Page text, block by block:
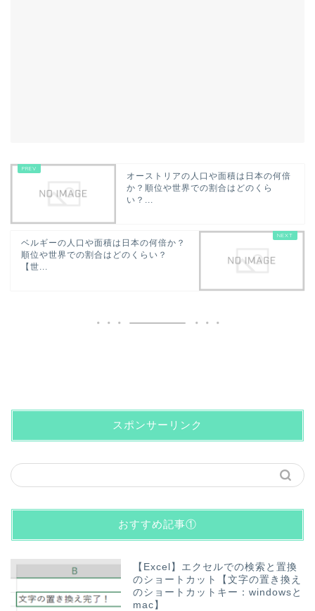
オーストリアの人口や面積は日本の何倍
か？順位や世界での割合はどのくら
い？...
ベルギーの人口や面積は日本の何倍か？
順位や世界での割合はどのくらい？
【世...
スポンサーリンク
おすすめ記事①
【Excel】エクセルでの検索と置換
のショートカット【文字の置き換え
のショートカットキー：windowsと
mac】